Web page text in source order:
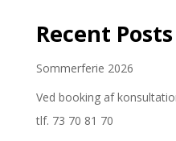
Recent Posts
Sommerferie 2026
Ved booking af
tlf. 73 70 81 70